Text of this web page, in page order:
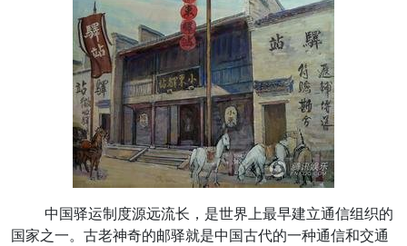
中国驿运制度源远流长，是世界上最早建立通信组织的
国家之一。古老神奇的邮驿就是中国古代的一种通信和交通